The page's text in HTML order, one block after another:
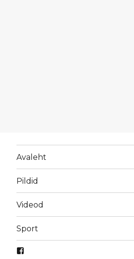
Avaleht
Pildid
Videod
Sport